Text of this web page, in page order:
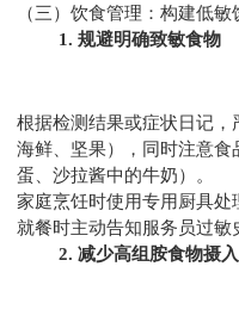
（三）饮食管理：构建低敏
1. 规避明确致敏食物
根据检测结果或症状日记
海鲜、坚果），同时注意
蛋、沙拉酱中的牛奶）。
家庭烹饪时使用专用厨具处
就餐时主动告知服务员过敏
2. 减少高组胺食物摄入